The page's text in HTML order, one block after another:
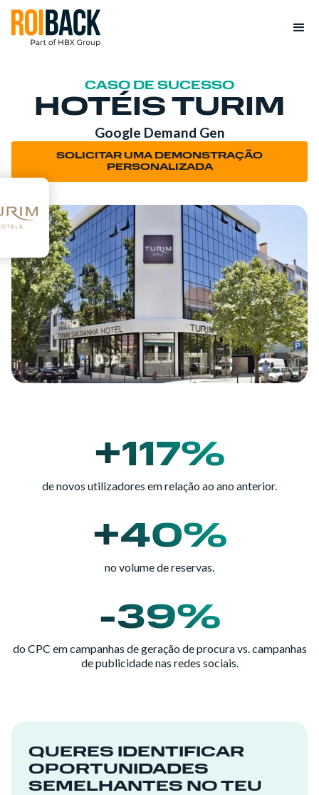
CASO DE SUCESSO
HOTÉIS TURIM
Google Demand Gen
SOLICITAR UMA DEMONSTRAÇÃO
PERSONALIZADA
+117%
de novos utilizadores em relação ao ano anterior.
+40%
no volume de reservas.
-39%
do CPC em campanhas de geração de procura vs. campanhas
de publicidade nas redes sociais.
QUERES IDENTIFICAR
OPORTUNIDADES
SEMELHANTES NO TEU